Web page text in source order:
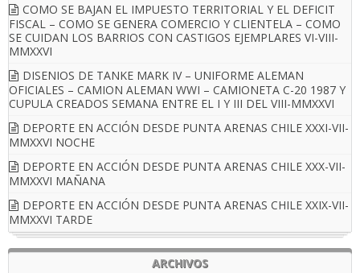
COMO SE BAJAN EL IMPUESTO TERRITORIAL Y EL DEFICIT
FISCAL – COMO SE GENERA COMERCIO Y CLIENTELA – COMO
SE CUIDAN LOS BARRIOS CON CASTIGOS EJEMPLARES VI-VIII-
MMXXVI
DISENIOS DE TANKE MARK IV – UNIFORME ALEMAN
OFICIALES – CAMION ALEMAN WWI – CAMIONETA C-20 1987 Y
CUPULA CREADOS SEMANA ENTRE EL I Y III DEL VIII-MMXXVI
DEPORTE EN ACCIÓN DESDE PUNTA ARENAS CHILE XXXI-VII-
MMXXVI NOCHE
DEPORTE EN ACCIÓN DESDE PUNTA ARENAS CHILE XXX-VII-
MMXXVI MAÑANA
DEPORTE EN ACCIÓN DESDE PUNTA ARENAS CHILE XXIX-VII-
MMXXVI TARDE
ARCHIVOS